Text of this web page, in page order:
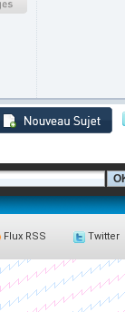
Flux RSS Twitter